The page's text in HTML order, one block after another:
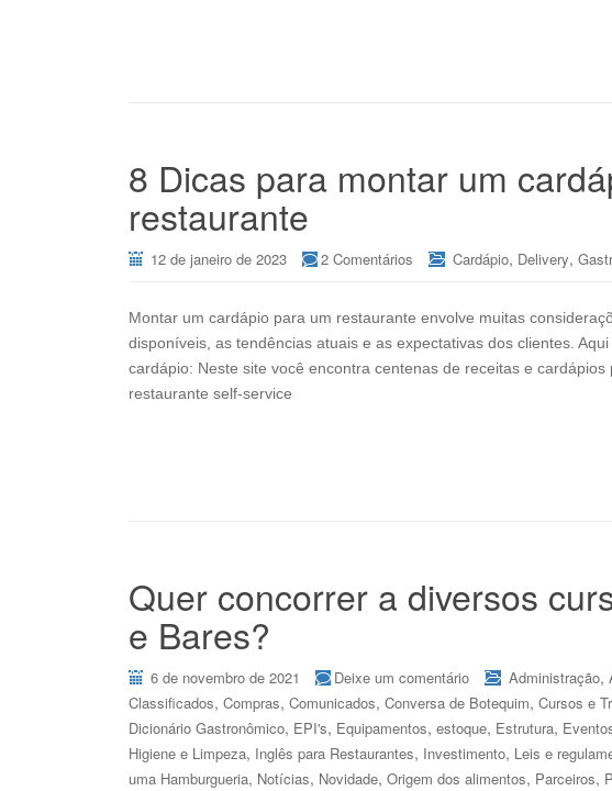
8 Dicas para montar um
restaurante
12 de janeiro de 2023 2 Comentários Cardápio, Delivery,
Montar um cardápio para um restaurante envolve muitas
disponíveis, as tendências atuais e as expectativas dos clientes.
cardápio: Neste site você encontra centenas de receitas e
restaurante self-service
Quer concorrer a diversos
e Bares?
6 de novembro de 2021 Deixe um comentário Administração,
Classificados, Compras, Comunicados, Conversa de Botequim, Cursos e
Dicionário Gastronômico, EPI's, Equipamentos, estoque, Estrutura,
Higiene e Limpeza, Inglês para Restaurantes, Investimento, Leis e
uma Hamburgueria, Notícias, Novidade, Origem dos alimentos, Parceiros,